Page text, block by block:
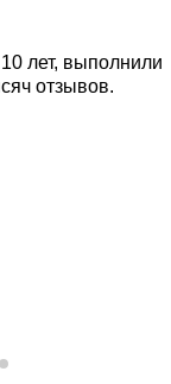
лет, выполнили
отзывов.